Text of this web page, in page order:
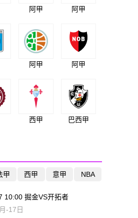
阿甲 阿甲
阿甲 阿甲
西甲 巴西甲
甲 西甲 意甲 NBA
10:00 掘金VS开拓者
-17日